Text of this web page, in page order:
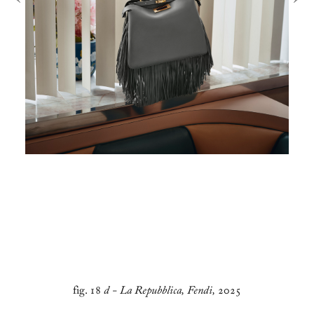
fig. 18d - La Repubblica, Fendi, 2025